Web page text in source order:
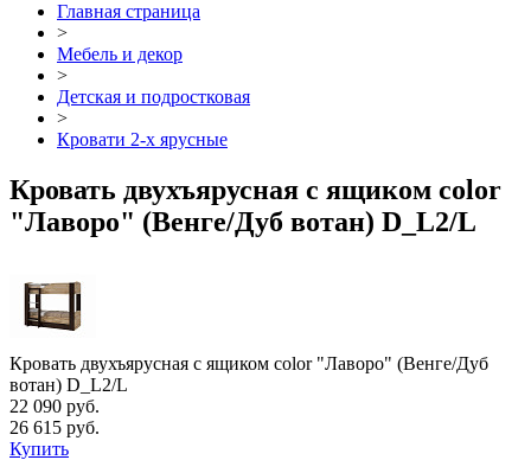
Главная страница
>
Мебель и декор
>
Детская и подростковая
>
Кровати 2-х ярусные
Кровать двухъярусная с ящиком color
"Лаворо" (Венге/Дуб вотан) D_L2/L
Кровать двухъярусная с ящиком color "Лаворо" (Венге/Дуб
вотан) D_L2/L
22 090 руб.
26 615 руб.
Купить